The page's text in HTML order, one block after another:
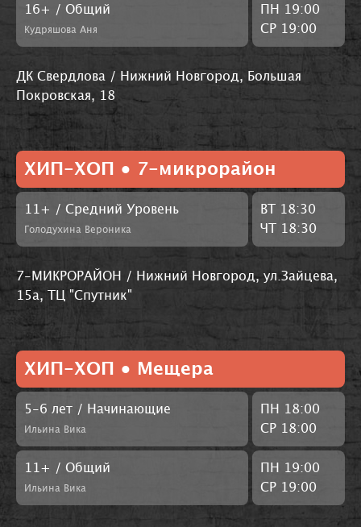
16+ / Общий
Кудряшова Аня
ПН 19:00
СР 19:00
ДК Свердлова / Нижний Новгород, Большая
Покровская, 18
ХИП-ХОП • 7-микрорайон
11+ / Средний Уровень
Голодухина Вероника
ВТ 18:30
ЧТ 18:30
7-МИКРОРАЙОН / Нижний Новгород, ул.Зайцева,
15а, ТЦ "Спутник"
ХИП-ХОП • Мещера
5-6 лет / Начинающие
Ильина Вика
ПН 18:00
СР 18:00
11+ / Общий
Ильина Вика
ПН 19:00
СР 19:00